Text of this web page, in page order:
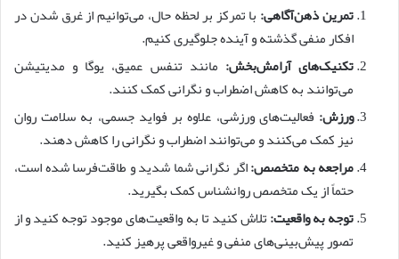
تمرین ذهن‌آگاهی: با تمرکز بر لحظه حال، می‌توانیم از غرق شدن در
افکار منفی گذشته و آینده جلوگیری کنیم.
تکنیک‌های آرامش‌بخش: مانند تنفس عمیق، یوگا و مدیتیشن
می‌توانند به کاهش اضطراب و نگرانی کمک کنند.
ورزش: فعالیت‌های ورزشی، علاوه بر فواید جسمی، به سلامت روان
نیز کمک می‌کنند و می‌توانند اضطراب و نگرانی را کاهش دهند.
مراجعه به متخصص:اگر نگرانی شما شدید و طاقت‌فرسا شده است،
حتماً از یک متخصص روانشناس کمک بگیرید.
توجه به واقعیت:تلاش کنید تا به واقعیت‌های موجود توجه کنید و از
تصور پیش‌بینی‌های منفی و غیرواقعی پرهیز کنید.